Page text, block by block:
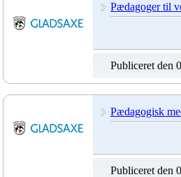
Pædagoger til
Publiceret den
Pædagogisk
Publiceret den